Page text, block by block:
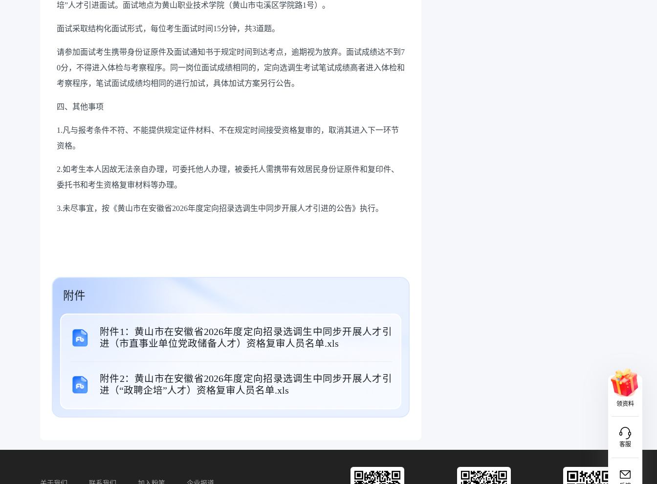
培”人才引进面试。面试地点为黄山职业技术学院（黄山市屯溪区学院路1号）。
面试采取结构化面试形式，每位考生面试时间15分钟，共3道题。
请参加面试考生携带身份证原件及面试通知书于规定时间到达考点，逾期视为放弃。面试成绩达不到7
0分，不得进入体检与考察程序。同一岗位面试成绩相同的，定向选调生考试笔试成绩高者进入体检和
考察程序，笔试面试成绩均相同的进行加试，具体加试方案另行公告。
四、其他事项
1.凡与报考条件不符、不能提供规定证件材料、不在规定时间接受资格复审的，取消其进入下一环节
资格。
2.如考生本人因故无法亲自办理，可委托他人办理，被委托人需携带有效居民身份证原件和复印件、
委托书和考生资格复审材料等办理。
3.未尽事宜，按《黄山市在安徽省2026年度定向招录选调生中同步开展人才引进的公告》执行。
附件
附件1：黄山市在安徽省2026年度定向招录选调生中同步开展人才引
进（市直事业单位党政储备人才）资格复审人员名单.xls
附件2：黄山市在安徽省2026年度定向招录选调生中同步开展人才引
进（“政聘企培”人才）资格复审人员名单.xls
领资料
客服